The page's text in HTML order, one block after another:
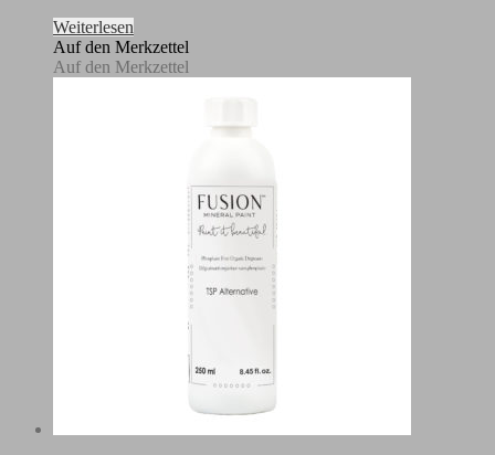
Weiterlesen
Auf den Merkzettel
Auf den Merkzettel